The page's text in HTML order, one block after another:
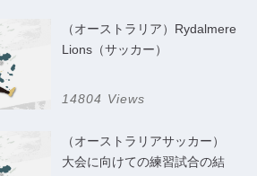
（オーストラリア）Rydalmere
Lions（サッカー）
14804 Views
（オーストラリアサッカー）
大会に向けての練習試合の結